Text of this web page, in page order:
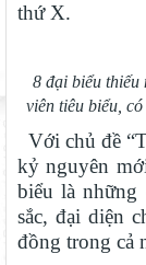
thứ X.
8 đại biểu
viên tiêu biểu,
Với chủ đề
kỷ nguyên
biểu là
sắc, đại diện
đồng trong cả